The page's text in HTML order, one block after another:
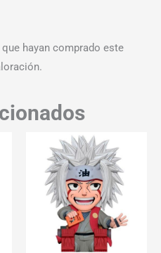
hayan comprado este